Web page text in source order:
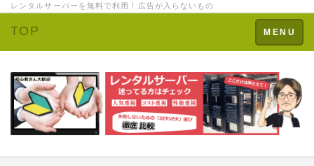
レンタルサーバーを無料で利用！広告が入らないもの
Toggle
navigation
MENU
TOP